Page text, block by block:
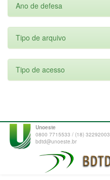
Ano de defesa
Tipo de arquivo
Tipo de acesso
Unoeste
0800 7715533 / (18) 32292003
bdtd@unoeste.br